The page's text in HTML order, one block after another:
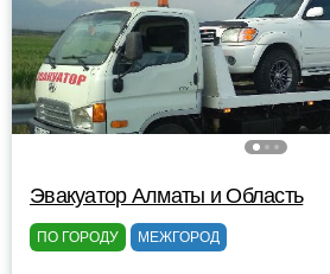
Эвакуатор Алматы и Область
ПО ГОРОДУ МЕЖГОРОД